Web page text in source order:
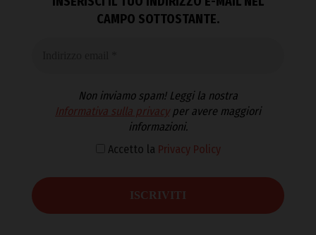
CAMPO SOTTOSTANTE.
Non inviamo spam! Leggi la nostra
Informativa sulla privacyper avere maggiori
informazioni.
Accetto la Privacy Policy